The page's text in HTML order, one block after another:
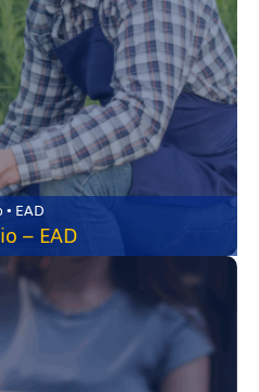
Divinópolis-MG • Tecnológico • EAD
– EAD